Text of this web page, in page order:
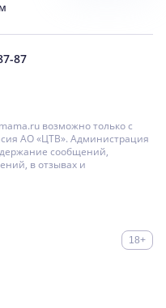
87
возможно только с
АО «ЦТВ». Администрация
сообщений,
в отзывах и
18+